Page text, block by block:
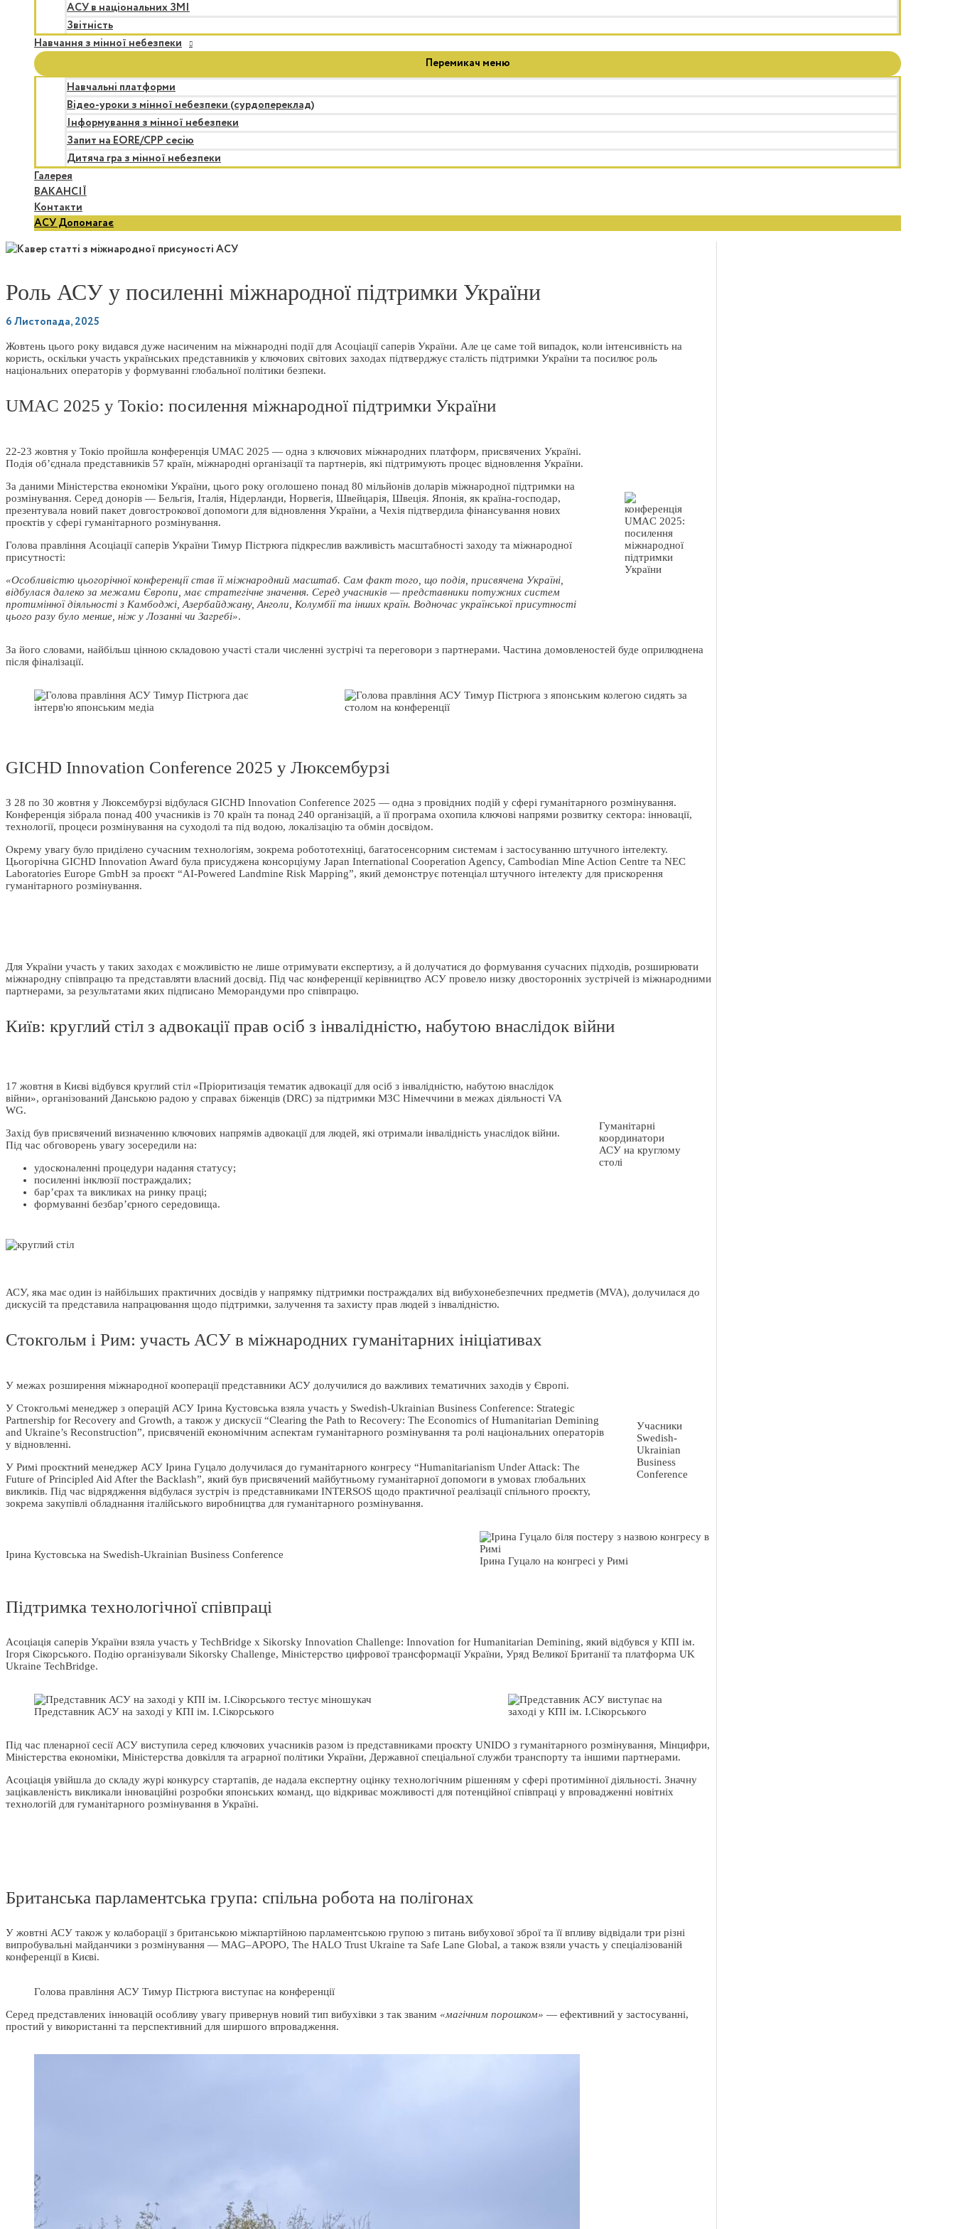
АСУ в національних ЗМІ
Звітність
Навчання з мінної небезпеки
Перемикач меню
Навчальні платформи
Відео-уроки з мінної небезпеки (сурдопереклад)
Інформування з мінної небезпеки
Запит на EORE/CPP сесію
Дитяча гра з мінної небезпеки
Галерея
ВАКАНСІЇ
Контакти
АСУ Допомагає
Роль АСУ у посиленні міжнародної підтримки України
6 Листопада, 2025
Жовтень цього року видався дуже насиченим на міжнародні події для Асоціації саперів України. Але це саме той випадок, коли інтенсивність на
користь, оскільки участь українських представників у ключових світових заходах підтверджує сталість підтримки України та посилює роль
національних операторів у формуванні глобальної політики безпеки.
UMAC 2025 у Токіо: посилення міжнародної підтримки України
22-23 жовтня у Токіо пройшла конференція UMAC 2025 — одна з ключових міжнародних платформ, присвячених Україні.
Подія об’єднала представників 57 країн, міжнародні організації та партнерів, які підтримують процес відновлення України.
За даними Міністерства економіки України, цього року оголошено понад 80 мільйонів доларів міжнародної підтримки на
розмінування. Серед донорів — Бельгія, Італія, Нідерланди, Норвегія, Швейцарія, Швеція. Японія, як країна-господар,
презентувала новий пакет довгострокової допомоги для відновлення України, а Чехія підтвердила фінансування нових
проєктів у сфері гуманітарного розмінування.
Голова правління Асоціації саперів України Тимур Пістрюга підкреслив важливість масштабності заходу та міжнародної
присутності:
«Особливістю цьогорічної конференції став її міжнародний масштаб. Сам факт того, що подія, присвячена Україні,
відбулася далеко за межами Європи, має стратегічне значення. Серед учасників — представники потужних систем
протимінної діяльності з Камбоджі, Азербайджану, Анголи, Колумбії та інших країн. Водночас української присутності
цього разу було менше, ніж у Лозанні чи Загребі».
За його словами, найбільш цінною складовою участі стали численні зустрічі та переговори з партнерами. Частина домовленостей буде оприлюднена
після фіналізації.
GICHD Innovation Conference 2025 у Люксембурзі
З 28 по 30 жовтня у Люксембурзі відбулася GICHD Innovation Conference 2025 — одна з провідних подій у сфері гуманітарного розмінування.
Конференція зібрала понад 400 учасників із 70 країн та понад 240 організацій, а її програма охопила ключові напрями розвитку сектора: інновації,
технології, процеси розмінування на суходолі та під водою, локалізацію та обмін досвідом.
Окрему увагу було приділено сучасним технологіям, зокрема робототехніці, багатосенсорним системам і застосуванню штучного інтелекту.
Цьогорічна GICHD Innovation Award була присуджена консорціуму Japan International Cooperation Agency, Cambodian Mine Action Centre та NEC
Laboratories Europe GmbH за проєкт “AI-Powered Landmine Risk Mapping”, який демонструє потенціал штучного інтелекту для прискорення
гуманітарного розмінування.
Для України участь у таких заходах є можливістю не лише отримувати експертизу, а й долучатися до формування сучасних підходів, розширювати
міжнародну співпрацю та представляти власний досвід. Під час конференції керівництво АСУ провело низку двосторонніх зустрічей із міжнародними
партнерами, за результатами яких підписано Меморандуми про співпрацю.
Київ: круглий стіл з адвокації прав осіб з інвалідністю, набутою внаслідок війни
17 жовтня в Києві відбувся круглий стіл «Пріоритизація тематик адвокації для осіб з інвалідністю, набутою внаслідок
війни», організований Данською радою у справах біженців (DRC) за підтримки МЗС Німеччини в межах діяльності VA
WG.
Захід був присвячений визначенню ключових напрямів адвокації для людей, які отримали інвалідність унаслідок війни.
Під час обговорень увагу зосередили на:
удосконаленні процедури надання статусу;
посиленні інклюзії постраждалих;
бар’єрах та викликах на ринку праці;
формуванні безбар’єрного середовища.
Гуманітарні
координатори
АСУ на круглому
столі
АСУ, яка має один із найбільших практичних досвідів у напрямку підтримки постраждалих від вибухонебезпечних предметів (MVA), долучилася до
дискусій та представила напрацювання щодо підтримки, залучення та захисту прав людей з інвалідністю.
Стокгольм і Рим: участь АСУ в міжнародних гуманітарних ініціативах
У межах розширення міжнародної кооперації представники АСУ долучилися до важливих тематичних заходів у Європі.
У Стокгольмі менеджер з операцій АСУ Ірина Кустовська взяла участь у Swedish-Ukrainian Business Conference: Strategic
Partnership for Recovery and Growth, а також у дискусії “Clearing the Path to Recovery: The Economics of Humanitarian Demining
and Ukraine’s Reconstruction”, присвяченій економічним аспектам гуманітарного розмінування та ролі національних операторів
у відновленні.
У Римі проєктний менеджер АСУ Ірина Гуцало долучилася до гуманітарного конгресу “Humanitarianism Under Attack: The
Future of Principled Aid After the Backlash”, який був присвячений майбутньому гуманітарної допомоги в умовах глобальних
викликів. Під час відрядження відбулася зустріч із представниками INTERSOS щодо практичної реалізації спільного проєкту,
зокрема закупівлі обладнання італійського виробництва для гуманітарного розмінування.
Учасники
Swedish-
Ukrainian
Business
Conference
Ірина Кустовська на Swedish-Ukrainian Business Conference
Ірина Гуцало на конгресі у Римі
Підтримка технологічної співпраці
Асоціація саперів України взяла участь у TechBridge x Sikorsky Innovation Challenge: Innovation for Humanitarian Demining, який відбувся у КПІ ім.
Ігоря Сікорського. Подію організували Sikorsky Challenge, Міністерство цифрової трансформації України, Уряд Великої Британії та платформа UK
Ukraine TechBridge.
Представник АСУ на заході у КПІ ім. І.Сікорського
Під час пленарної сесії АСУ виступила серед ключових учасників разом із представниками проєкту UNIDO з гуманітарного розмінування, Мінцифри,
Міністерства економіки, Міністерства довкілля та аграрної політики України, Державної спеціальної служби транспорту та іншими партнерами.
Асоціація увійшла до складу журі конкурсу стартапів, де надала експертну оцінку технологічним рішенням у сфері протимінної діяльності. Значну
зацікавленість викликали інноваційні розробки японських команд, що відкриває можливості для потенційної співпраці у впровадженні новітніх
технологій для гуманітарного розмінування в Україні.
Британська парламентська група: спільна робота на полігонах
У жовтні АСУ також у колаборації з британською міжпартійною парламентською групою з питань вибухової зброї та її впливу відвідали три різні
випробувальні майданчики з розмінування — MAG–APOPO, The HALO Trust Ukraine та Safe Lane Global, а також взяли участь у спеціалізованій
конференції в Києві.
Голова правління АСУ Тимур Пістрюга виступає на конференції
Серед представлених інновацій особливу увагу привернув новий тип вибухівки з так званим «магічним порошком» — ефективний у застосуванні,
простий у використанні та перспективний для ширшого впровадження.